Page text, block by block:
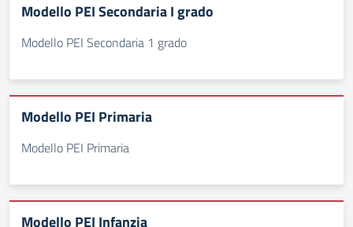
Modello PEI Secondaria I grado
Modello PEI Secondaria 1 grado
Modello PEI Primaria
Modello PEI Primaria
Modello PEI Infanzia